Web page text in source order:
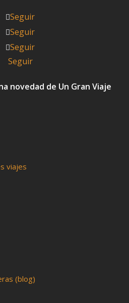
Seguir
Seguir
Seguir
Seguir
novedad de Un Gran Viaje
viajes
(blog)